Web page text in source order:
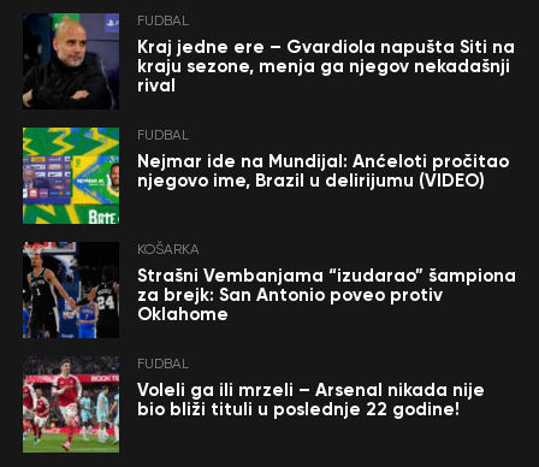
FUDBAL
Kraj jedne ere – Gvardiola napušta Siti na
kraju sezone, menja ga njegov nekadašnji
rival
FUDBAL
Nejmar ide na Mundijal: Anćeloti pročitao
njegovo ime, Brazil u delirijumu (VIDEO)
KOŠARKA
Strašni Vembanjama “izudarao” šampiona
za brejk: San Antonio poveo protiv
Oklahome
FUDBAL
Voleli ga ili mrzeli – Arsenal nikada nije
bio bliži tituli u poslednje 22 godine!